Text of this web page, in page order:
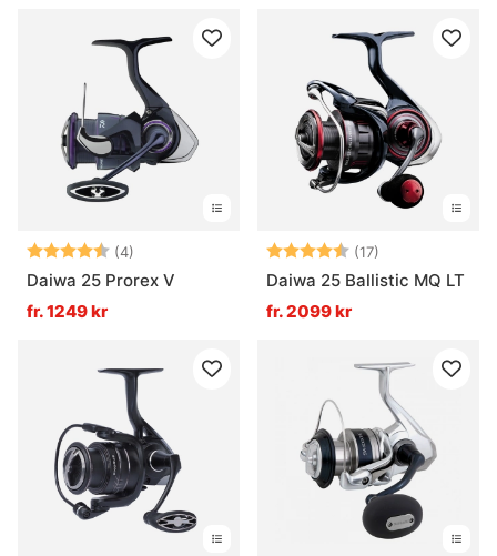
Betyg: (4)
4.8 utav 5 stjärnor
Daiwa 25 Prorex V
fr. 1249 kr
Betyg: (17)
Daiwa 25 Ballistic MQ LT
fr. 2099 kr